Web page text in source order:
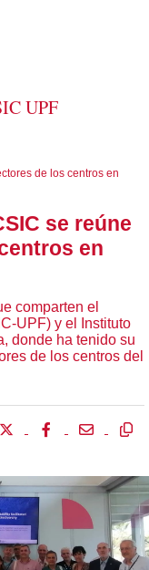
UPF
de los centros en
se reúne
en
comparten el
UPF) y el Instituto
donde ha tenido su
de los centros del